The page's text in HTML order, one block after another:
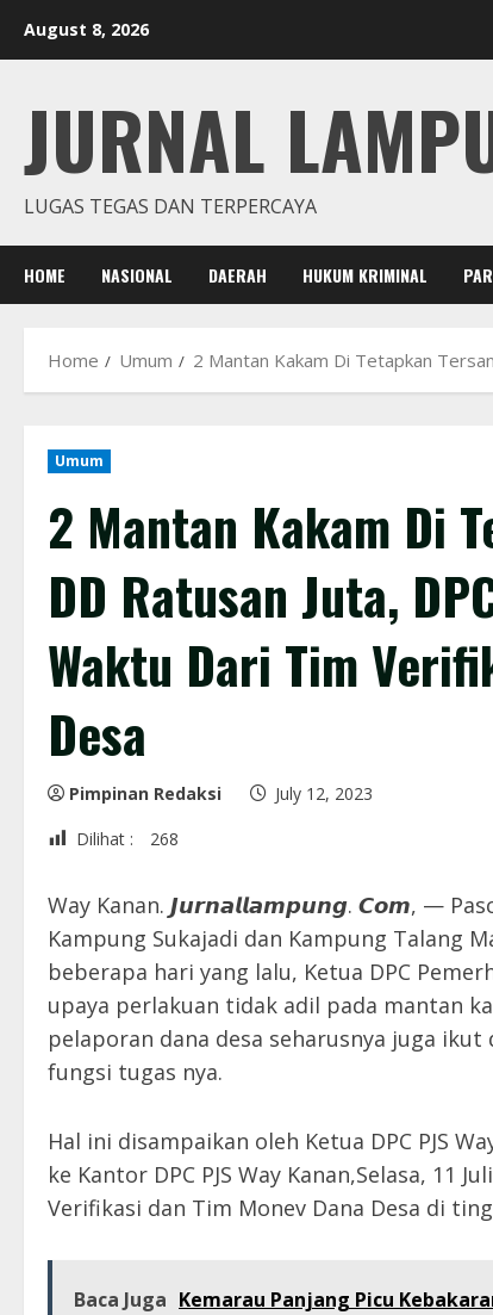
August 8, 2026
JURNAL
LUGAS TEGAS DAN TERPERCAYA
HOME NASIONAL DAERAH HUKUM KRIMINAL
Home Umum 2 Mantan Kakam Di Tetapkan
Umum
2 Mantan Kakam Di
DD Ratusan Juta,
Waktu Dari Tim
Desa
Pimpinan Redaksi
July 12, 2023
Dilihat :
268
Way Kanan. 𝙅𝙪𝙧𝙣𝙖𝙡𝙡𝙖𝙢𝙥𝙪𝙣𝙜. 𝘾𝙤𝙢, —
Kampung Sukajadi dan Kampung Talang
beberapa hari yang lalu, Ketua DPC
upaya perlakuan tidak adil pada mantan
pelaporan dana desa seharusnya juga
fungsi tugas nya.
Hal ini disampaikan oleh Ketua DPC PJS
ke Kantor DPC PJS Way Kanan,Selasa, 11
Verifikasi dan Tim Monev Dana Desa di
Baca Juga Kemarau Panjang Picu